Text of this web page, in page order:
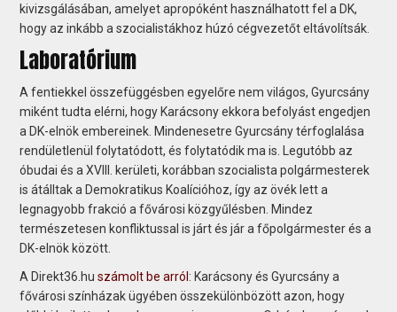
kivizsgálásában, amelyet apropóként használhatott fel a DK,
hogy az inkább a szocialistákhoz húzó cégvezetőt eltávolítsák.
Laboratórium
A fentiekkel összefüggésben egyelőre nem világos, Gyurcsány
miként tudta elérni, hogy Karácsony ekkora befolyást engedjen
a DK-elnök embereinek. Mindenesetre Gyurcsány térfoglalása
rendületlenül folytatódott, és folytatódik ma is. Legutóbb az
óbudai és a XVIII. kerületi, korábban szocialista polgármesterek
is átálltak a Demokratikus Koalícióhoz, így az övék lett a
legnagyobb frakció a fővárosi közgyűlésben. Mindez
természetesen konfliktussal is járt és jár a főpolgármester és a
DK-elnök között.
A Direkt36.huszámolt be arról : Karácsony és Gyurcsány a
fővárosi színházak ügyében összekülönbözött azon, hogy